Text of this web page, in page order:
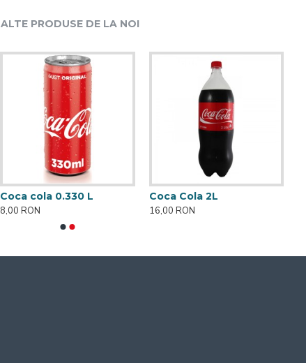
ALTE PRODUSE DE LA NOI
Coca cola 0.330 L
8,00 RON
Coca Cola 2L
16,00 RON